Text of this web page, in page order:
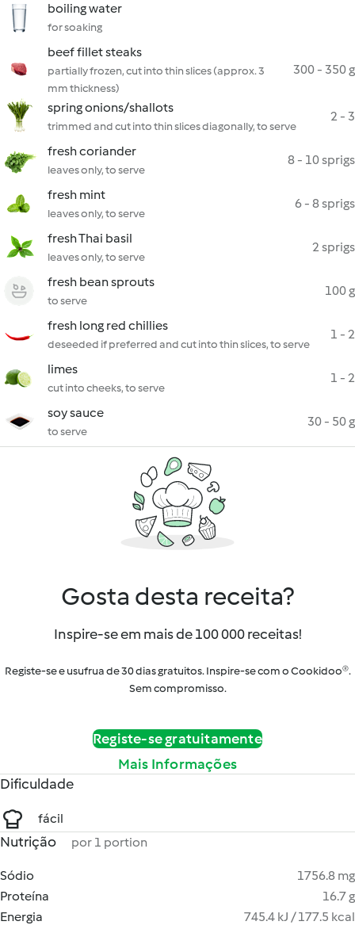
boiling water
for soaking
beef fillet steaks
partially frozen, cut into thin slices (approx. 3
mm thickness)
300 - 350 g
spring onions/shallots
trimmed and cut into thin slices diagonally, to serve
2 - 3
fresh coriander
leaves only, to serve
8 - 10 sprigs
fresh mint
leaves only, to serve
6 - 8 sprigs
fresh Thai basil
leaves only, to serve
2 sprigs
fresh bean sprouts
to serve
100 g
fresh long red chillies
deseeded if preferred and cut into thin slices, to serve
1 - 2
limes
cut into cheeks, to serve
1 - 2
soy sauce
to serve
30 - 50 g
Gosta desta receita?
Inspire-se em mais de 100 000 receitas!
Registe-se e usufrua de 30 dias gratuitos. Inspire-se com o Cookidoo®.
Sem compromisso.
Registe-se gratuitamente
Mais Informações
Dificuldade
fácil
Nutrição por 1 portion
Sódio
1756.8 mg
Proteína
16.7 g
Energia
745.4 kJ / 177.5 kcal